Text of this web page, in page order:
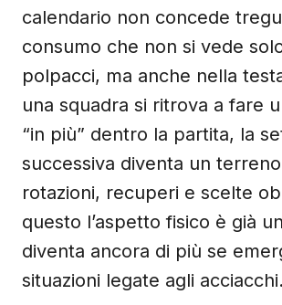
calendario non concede
consumo che non si vede
polpacci, ma anche nella
una squadra si ritrova a fare
“in più” dentro la partita, la
successiva diventa un
rotazioni, recuperi e scelte
questo l’aspetto fisico è già
diventa ancora di più se
situazioni legate agli acciacchi.